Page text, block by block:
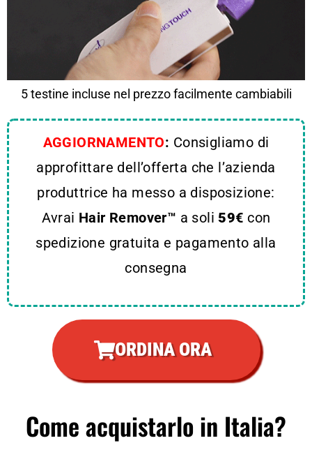
5 testine incluse nel prezzo facilmente cambiabili
AGGIORNAMENTO: Consigliamo di
approfittare dell’offerta che l’azienda
produttrice ha messo a disposizione:
Avrai Hair Remover™ a soli59€ con
spedizione gratuita e pagamento alla
consegna
ORDINA ORA
Come acquistarlo in Italia?